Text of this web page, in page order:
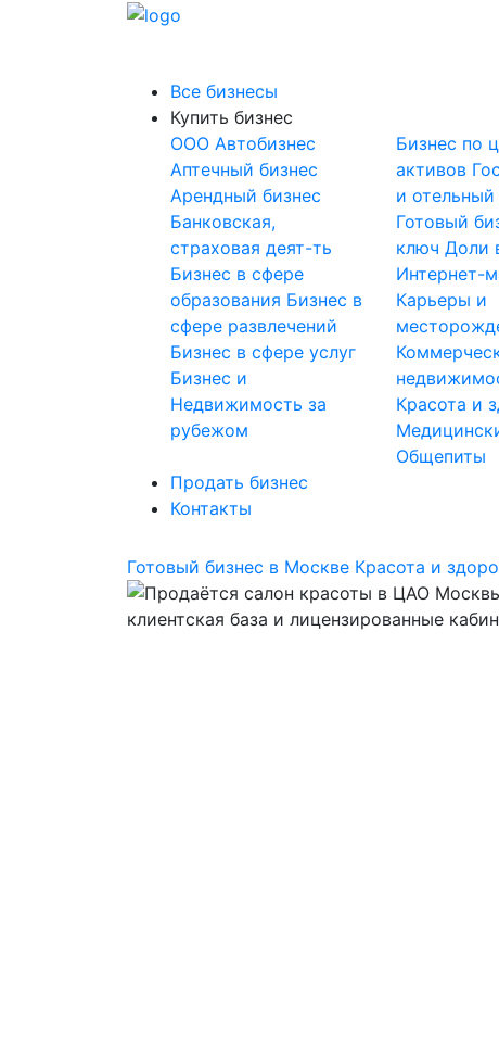
Все бизнесы
Купить бизнес
OOO Автобизнес
Аптечный бизнес
Арендный бизнес
Банковская,
страховая деят-ть
Бизнес в сфере
образования Бизнес в
сфере развлечений
Бизнес в сфере услуг
Бизнес и
Недвижимость за
рубежом
Бизнес по
активов
и отельный
Готовый
ключДоли
Интернет-
Карьеры и
Красота и
Общепиты
Продать бизнес
Контакты
Готовый бизнес в Москве Красота и